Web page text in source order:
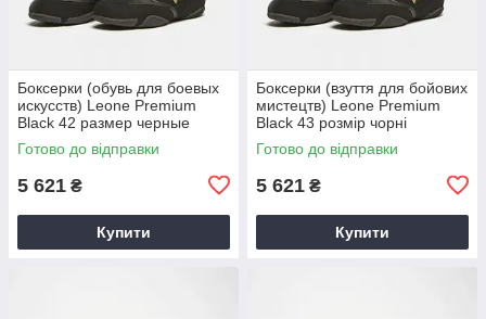
Боксерки (обувь для боевых
искусств) Leone Premium
Black 42 размер черные
Готово до відправки
5 621 ₴
Купити
Боксерки (взуття для бойових
мистецтв) Leone Premium
Black 43 розмір чорні
Готово до відправки
5 621 ₴
Купити